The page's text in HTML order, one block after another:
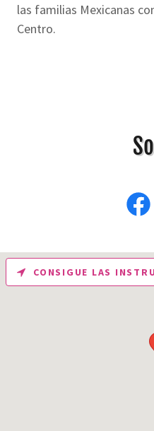
las familias Mexicanas
Centro.
CONSIGUE LAS